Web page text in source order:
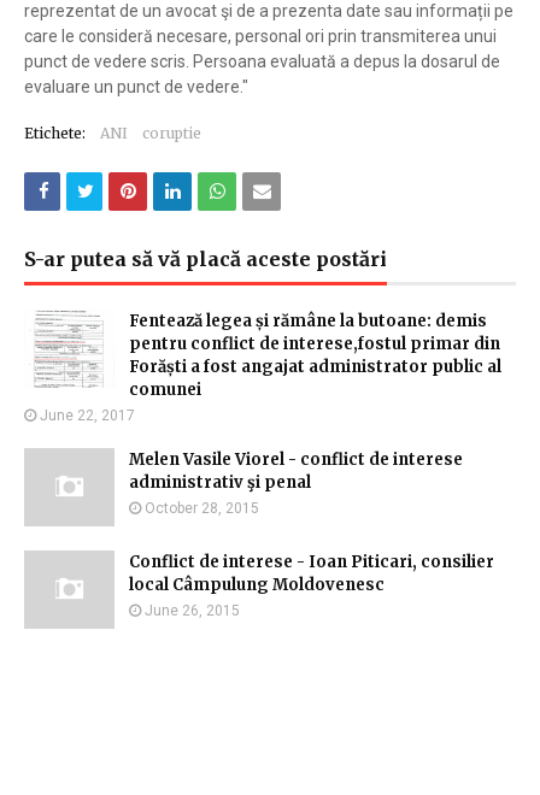
reprezentat de un avocat şi de a prezenta date sau informații pe
care le consideră necesare, personal ori prin transmiterea unui
punct de vedere scris. Persoana evaluată a depus la dosarul de
evaluare un punct de vedere."
Etichete: ANI coruptie
S-ar putea să vă placă aceste postări
Fentează legea și rămâne la butoane: demis
pentru conflict de interese,fostul primar din
Forăști a fost angajat administrator public al
comunei
June 22, 2017
Melen Vasile Viorel - conflict de interese
administrativ şi penal
October 28, 2015
Conflict de interese - Ioan Piticari, consilier
local Câmpulung Moldovenesc
June 26, 2015